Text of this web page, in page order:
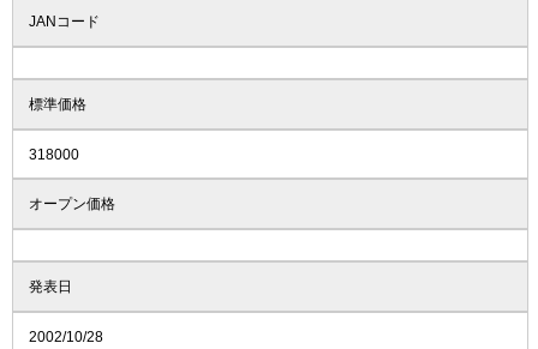
JANコード
標準価格
318000
オープン価格
発表日
2002/10/28